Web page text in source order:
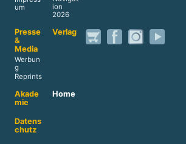
um
ion
2026
Presse
&
Media
Werbun
g
Reprints
Verlag
Akade
mie
Home
Datens
chutz